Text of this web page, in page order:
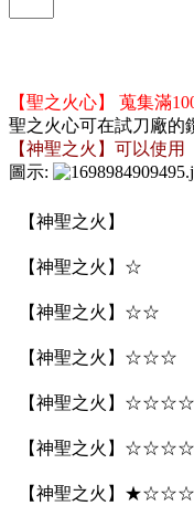
【聖之火心】 蒐集滿
聖之火心可在試刀廠的
【神聖之火】可以使
圖示:
【神聖之火】
【神聖之火】☆
【神聖之火】☆☆
【神聖之火】☆☆☆
【神聖之火】☆☆☆☆
【神聖之火】
【神聖之火】